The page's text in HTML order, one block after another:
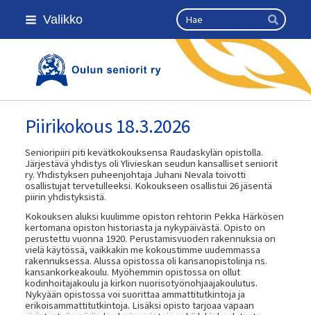
Siirry
sivun
Valikko Haku
Hae
Kansallinen senioriliitto
Piirikokous 18.3.2026
Senioripiiri piti kevätkokouksensa Raudaskylän opistolla.
Järjestävä yhdistys oli Ylivieskan seudun kansalliset seniorit
ry. Yhdistyksen puheenjohtaja Juhani Nevala toivotti
osallistujat tervetulleeksi. Kokoukseen osallistui 26 jäsentä
piirin yhdistyksistä.
Kokouksen aluksi kuulimme opiston rehtorin Pekka Härkösen
kertomana opiston historiasta ja nykypäivästä. Opisto on
perustettu vuonna 1920. Perustamisvuoden rakennuksia on
vielä käytössä, vaikkakin me kokoustimme uudemmassa
rakennuksessa. Alussa opistossa oli kansanopistolinja ns.
kansankorkeakoulu. Myöhemmin opistossa on ollut
kodinhoitajakoulu ja kirkon nuorisotyönohjaajakoulutus.
Nykyään opistossa voi suorittaa ammattitutkintoja ja
erikoisammattitutkintoja. Lisäksi opisto tarjoaa vapaan